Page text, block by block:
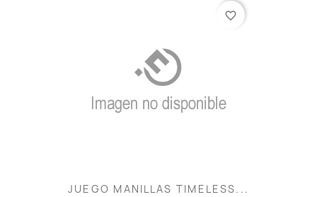
JUEGO MANILLAS TIMELESS...
favorite_border